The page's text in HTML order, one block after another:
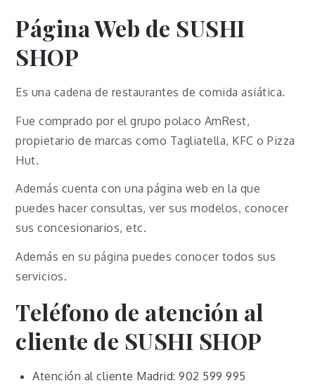
Página Web de SUSHI
SHOP
Es una cadena de restaurantes de comida asiática.
Fue comprado por el grupo polaco AmRest,
propietario de marcas como Tagliatella, KFC o Pizza
Hut.
Además cuenta con una página web en la que
puedes hacer consultas, ver sus modelos, conocer
sus concesionarios, etc.
Además en su página puedes conocer todos sus
servicios.
Teléfono de atención al
cliente de SUSHI SHOP
Atención al cliente Madrid: 902 599 995